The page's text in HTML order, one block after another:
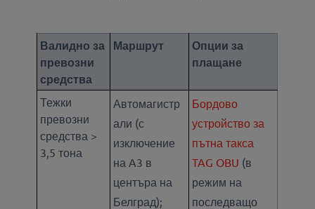
Валидно за
превозни
средства
Маршрут
Опции за
плащане
Тежки
превозни
средства >
3,5 тона
Автомагистр
али (с
изключение
на A3 в
центъра на
Белград);
Бордово
устройство за
пътна такса
TAG OBU (в
режим на
последващо